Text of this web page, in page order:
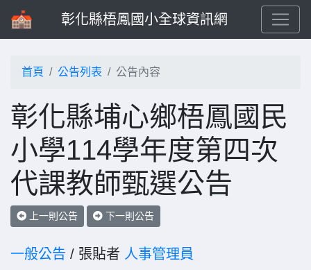
彰化縣梧鳳國小全球資訊網
首頁 公告列表 公告內容
彰化縣埔心鄉梧鳳國民
小學114學年度第四次
代課教師甄選公告
上一則公告 下一則公告
一般公告 / 張貼者 人事管理員